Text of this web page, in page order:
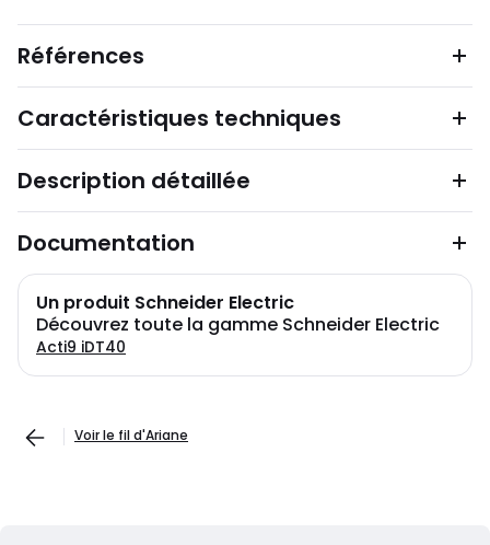
Références
Caractéristiques techniques
Description détaillée
Documentation
Un produit Schneider Electric
Découvrez toute la gamme Schneider Electric
Acti9 iDT40
Voir le fil d'Ariane